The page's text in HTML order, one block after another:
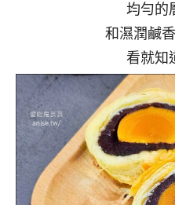
均勻的
和濕潤鹹
看就知